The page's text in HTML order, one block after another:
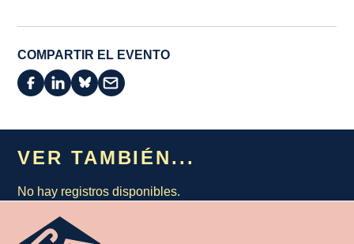
COMPARTIR EL EVENTO
VER TAMBIÉN...
No hay registros disponibles.